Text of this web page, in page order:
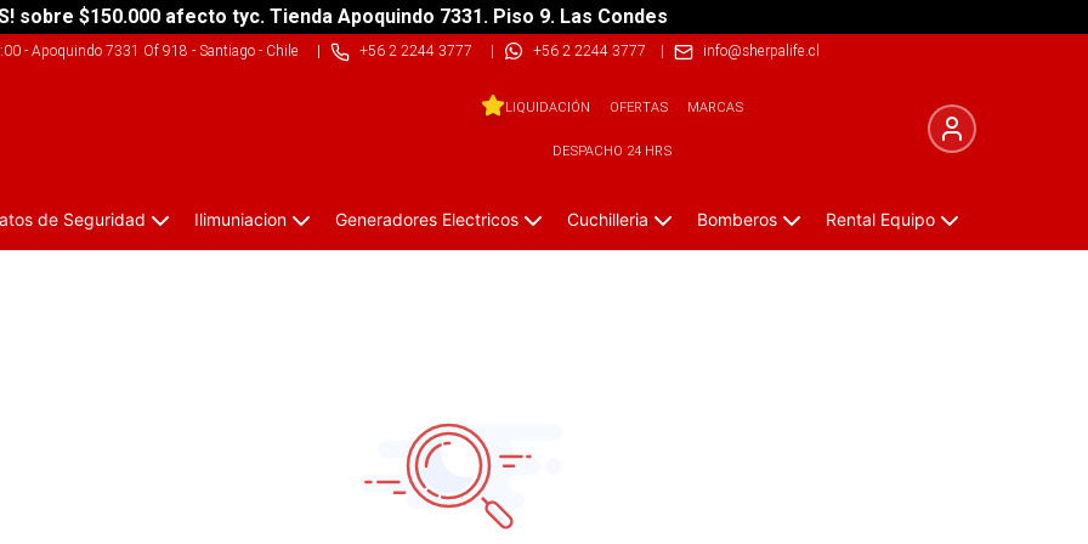
sobre $150.000 afecto tyc. Tienda Apoquindo 7331. Piso 9. Las Condes
- Apoquindo 7331 Of 918 - Santiago - Chile| +56 2 2244 3777 | +56 2 2244 3777 | info@sherpalife.cl
LIQUIDACIÓN OFERTAS MARCAS
DESPACHO 24 HRS
de Seguridad Ilimuniacion Generadores Electricos Cuchilleria Bomberos Rental Equipo